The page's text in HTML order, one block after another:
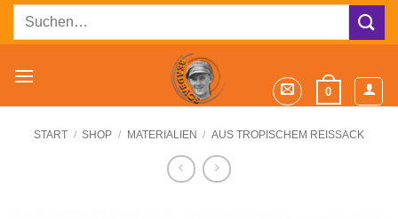
ZumSuchen
0
START / SHOP / MATERIALIEN / AUS TROPISCHEM REISSACK